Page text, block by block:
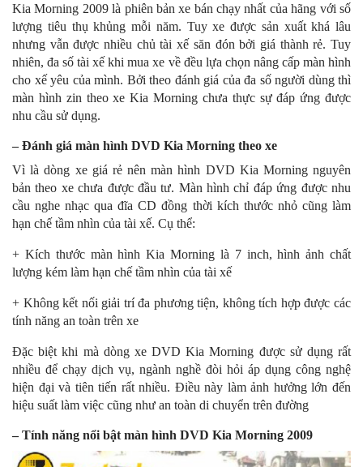
Kia Morning 2009 là phiên bản xe bán chạy nhất của hãng với số
lượng tiêu thụ khủng mỗi năm. Tuy xe được sản xuất khá lâu
nhưng vẫn được nhiều chủ tài xế săn đón bởi giá thành rẻ. Tuy
nhiên, đa số tài xế khi mua xe về đều lựa chọn nâng cấp màn hình
cho xế yêu của mình. Bởi theo đánh giá của đa số người dùng thì
màn hình zin theo xe Kia Morning chưa thực sự đáp ứng được
nhu cầu sử dụng.
– Đánh giá màn hình DVD Kia Morning theo xe
Vì là dòng xe giá rẻ nên màn hình DVD Kia Morning nguyên
bản theo xe chưa được đầu tư. Màn hình chỉ đáp ứng được nhu
cầu nghe nhạc qua đĩa CD đồng thời kích thước nhỏ cũng làm
hạn chế tầm nhìn của tài xế. Cụ thể:
+ Kích thước màn hình Kia Morning là 7 inch, hình ảnh chất
lượng kém làm hạn chế tầm nhìn của tài xế
+ Không kết nối giải trí đa phương tiện, không tích hợp được các
tính năng an toàn trên xe
Đặc biệt khi mà dòng xe DVD Kia Morning được sử dụng rất
nhiều để chạy dịch vụ, ngành nghề đòi hỏi áp dụng công nghệ
hiện đại và tiên tiến rất nhiều. Điều này làm ảnh hưởng lớn đến
hiệu suất làm việc cũng như an toàn di chuyển trên đường
– Tính năng nổi bật màn hình DVD Kia Morning 2009